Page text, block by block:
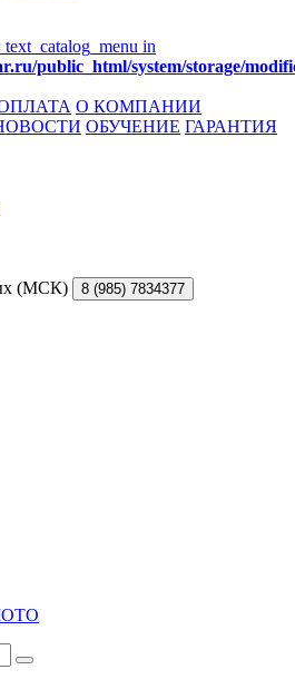
in
public_html/system/storage/
О КОМПАНИИ
ОБУЧЕНИЕ ГАРАНТИЯ
(МСК) 8 (985) 7834377